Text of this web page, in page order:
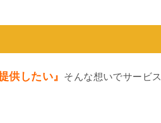
供したい』
そんな想いでサービ